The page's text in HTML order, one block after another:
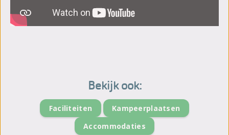
Bekijk ook:
Faciliteiten
Kampeerplaatsen
Accommodaties